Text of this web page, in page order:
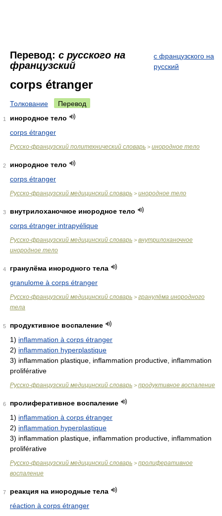
Перевод: с русского на
французский
с французского на
русский
corps étranger
Толкование Перевод
1
инородное тело
corps étranger
Русско-французский политехнический словарь > инородное тело
2
инородное тело
corps étranger
Русско-французский медицинский словарь > инородное тело
3
внутрилоханочное инородное тело
corps étranger intrapyélique
Русско-французский медицинский словарь > внутрилоханочное
инородное тело
4
гранулёма инородного тела
granulome à corps étranger
Русско-французский медицинский словарь > гранулёма инородного
тела
5
продуктивное воспаление
1) inflammation à corps étranger
2) inflammation hyperplastique
3) inflammation plastique, inflammation productive, inflammation
proliférative
Русско-французский медицинский словарь > продуктивное воспаление
6
пролиферативное воспаление
1) inflammation à corps étranger
2) inflammation hyperplastique
3) inflammation plastique, inflammation productive, inflammation
proliférative
Русско-французский медицинский словарь > пролиферативное
воспаление
7
реакция на инородные тела
réaction à corps étranger